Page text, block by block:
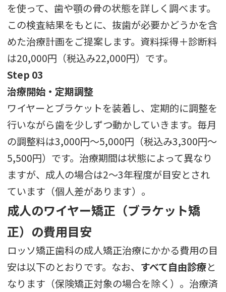
を使って、歯や顎の骨の状態を詳しく調べます。
この検査結果をもとに、抜歯が必要かどうかを含
めた治療計画をご提案します。資料採得＋診断料
は20,000円（税込み22,000円）です。
Step 03
治療開始・定期調整
ワイヤーとブラケットを装着し、定期的に調整を
行いながら歯を少しずつ動かしていきます。毎月
の調整料は3,000円〜5,000円（税込み3,300円〜
5,500円）です。治療期間は状態によって異なり
ますが、成人の場合は2〜3年程度が目安とされ
ています（個人差があります）。
成人のワイヤー矯正（ブラケット矯
正）の費用目安
ロッソ矯正歯科の成人矯正治療にかかる費用の目
安は以下のとおりです。なお、 すべて自由診療と
なります（保険矯正対象の場合を除く）。治療済